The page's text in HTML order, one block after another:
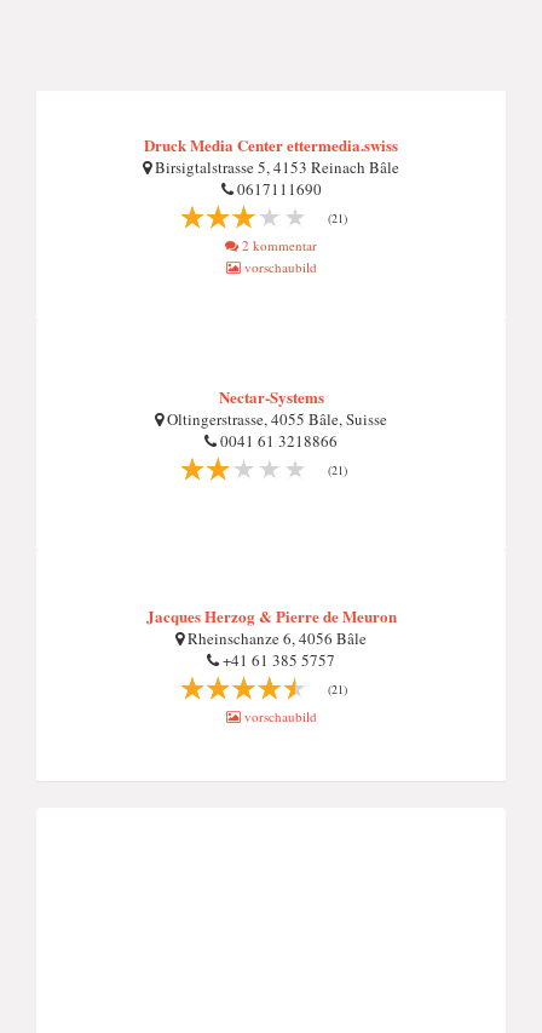
Druck Media Center ettermedia.swiss
Birsigtalstrasse 5, 4153 Reinach Bâle
0617111690
(21)
2 kommentar
vorschaubild
Nectar-Systems
Oltingerstrasse, 4055 Bâle, Suisse
0041 61 3218866
(21)
Jacques Herzog & Pierre de Meuron
Rheinschanze 6, 4056 Bâle
+41 61 385 5757
(21)
vorschaubild